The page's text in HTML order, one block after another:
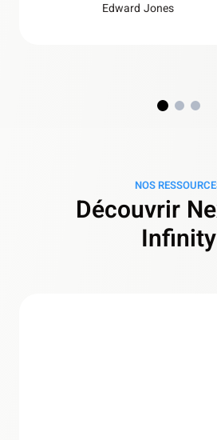
Miguel Cotignola
NOS
Découvrir
Infinity